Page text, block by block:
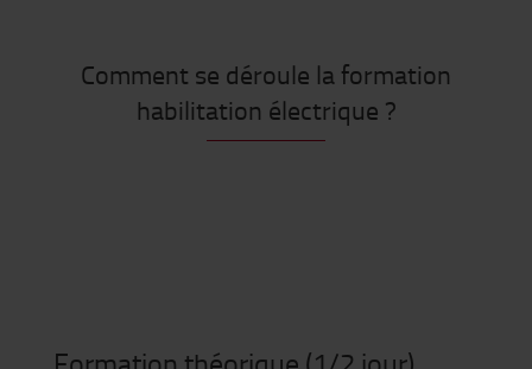
Comment se déroule la formation
habilitation électrique ?